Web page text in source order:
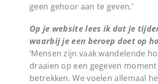
geen gehoor aan te geven.’
Op je website lees ik dat je
waarbij je een beroep doet op
‘Mensen zijn vaak wandelende
draaien op een gegeven
betrekken. We voelen allemaal